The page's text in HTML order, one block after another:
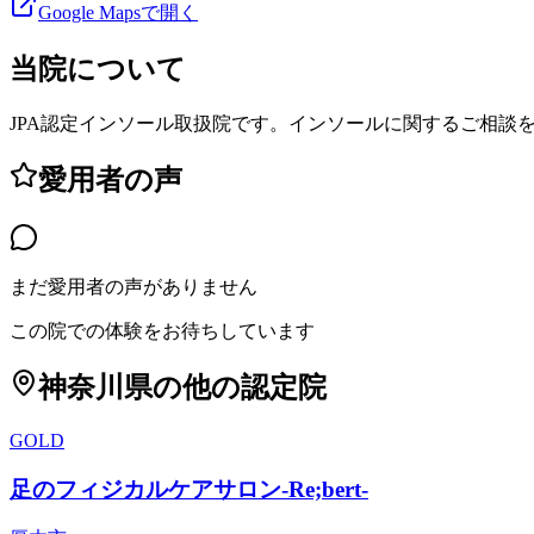
Google Mapsで開く
当院について
JPA認定インソール取扱院です。インソールに関するご相談
愛用者の声
まだ愛用者の声がありません
この院での体験をお待ちしています
神奈川県の他の認定院
GOLD
足のフィジカルケアサロン-Re;bert-